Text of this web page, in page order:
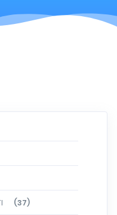
(37)